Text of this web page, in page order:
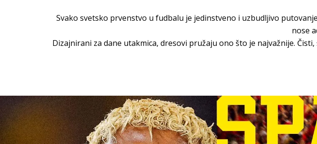
Svako svetsko prvenstvo u fudbalu je jedinstveno i uzbudljivo
nose
Dizajnirani za dane utakmica, dresovi pružaju ono što je najvažnije.